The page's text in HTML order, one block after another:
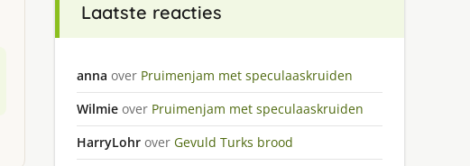
Laatste reacties
anna over Pruimenjam met speculaaskruiden
Wilmie over Pruimenjam met speculaaskruiden
HarryLohr over Gevuld Turks brood